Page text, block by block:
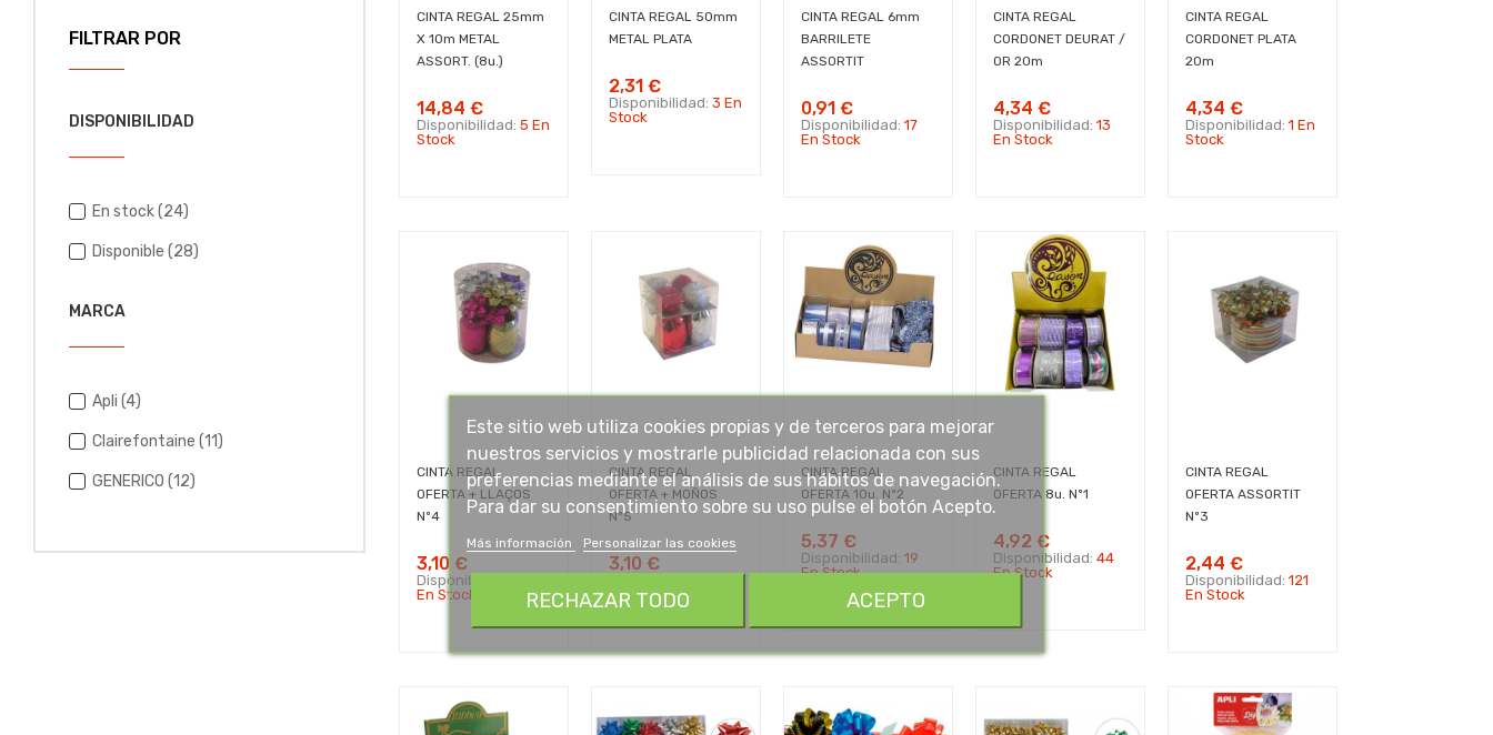
FILTRAR POR
DISPONIBILIDAD
En stock(24)
Disponible (28)
MARCA
Apli (4)
Clairefontaine (11)
GENERICO (12)
CINTA REGAL 25mm
X 10m METAL
ASSORT. (8u.)
14,84 €
Disponibilidad: 5 En
Stock
CINTA REGAL 50mm
METAL PLATA
2,31 €
Disponibilidad: 3 En
Stock
CINTA REGAL 6mm
BARRILETE
ASSORTIT
0,91 €
Disponibilidad: 17
En Stock
CINTA REGAL
CORDONET DEURAT /
OR 20m
4,34 €
Disponibilidad:13
En Stock
CINTA REGAL
CORDONET PLATA
20m
4,34 €
Disponibilidad:1 En
Stock
CINTA REGAL
OFERTA + LLAÇOS
Nº4
3,10 €
Disponibilidad:
En Stock
CINTA REGAL
OFERTA + MOÑOS
Nº5
3,10 €
En Stock
CINTA REGAL
OFERTA 10u. Nº2
5,37 €
Disponibilidad: 19
En Stock
CINTA REGAL
OFERTA 8u. Nº1
4,92 €
Disponibilidad:44
En Stock
CINTA REGAL
OFERTA ASSORTIT
Nº3
2,44 €
Disponibilidad:121
En Stock
Este sitio web utiliza cookies propias y de terceros para mejorar
nuestros servicios y mostrarle publicidad relacionada con sus
preferencias mediante el análisis de sus hábitos de navegación.
Para dar su consentimiento sobre su uso pulse el botón Acepto.
Más información Personalizar las cookies
RECHAZAR TODO ACEPTO